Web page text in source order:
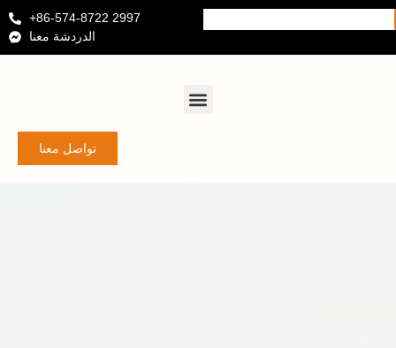
+86-574-8722 2997
الدردشة معنا
تواصل معنا